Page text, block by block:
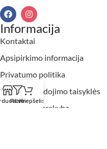
Informacija
Kontaktai
Apsipirkimo informacija
Privatumo politika
Slapukų naudojimo taisyklės
Didmeninė prekyba
FiltraiKrepšelis